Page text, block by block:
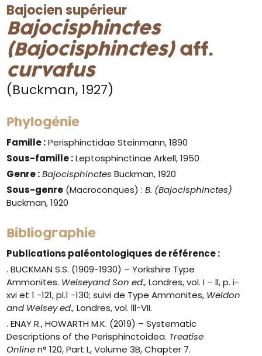
Bajocien supérieur
Bajocisphinctes
(Bajocisphinctes)aff.
curvatus
(Buckman, 1927)
Phylogénie
Famille :Perisphinctidae Steinmann, 1890
Sous-famille :Leptosphinctinae Arkell, 1950
Genre : Bajocisphinctes Buckman, 1920
Sous-genre (Macroconques) :B. (Bajocisphinctes)
Buckman, 1920
Bibliographie
Publications paléontologiques de référence :
. BUCKMAN S.S. (1909-1930) –Yorkshire Type
Ammonites. Welseyand Son ed.,Londres, vol. I – ll, p. i-
xvi et 1 -121, pl.1 -130; suivi de Type Ammonites, Weldon
and Welsey ed.,Londres, vol. lll-VII.
. ENAY R., HOWARTH M.K. (2019) – Systematic
Descriptions of the Perisphinctoidea. Treatise
Onlinen° 120, Part L, Volume 3B, Chapter 7.